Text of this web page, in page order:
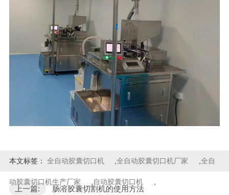
本文标签： 全自动胶囊切口机 ,全自动胶囊切口机厂家 全自
动胶囊切口机生产厂家 自动胶囊切口机
上一篇: 肠溶胶囊切割机的使用方法